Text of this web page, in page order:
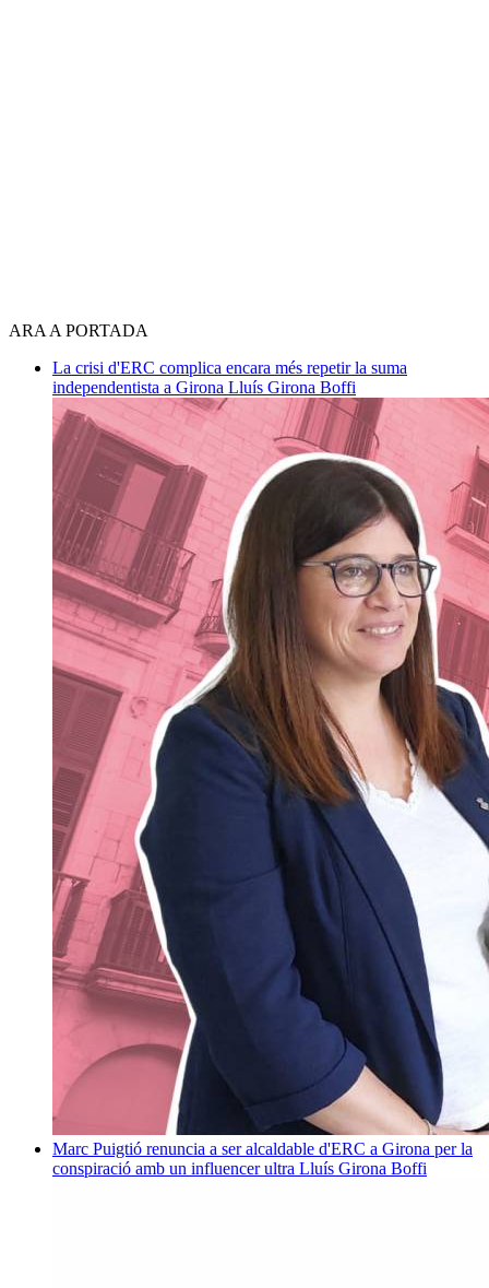
ARA A PORTADA
La crisi d'ERC complica encara més repetir la suma
independentista a Girona Lluís Girona Boffi
Marc Puigtió renuncia a ser alcaldable d'ERC a Girona per la
conspiració amb un influencer ultra Lluís Girona Boffi